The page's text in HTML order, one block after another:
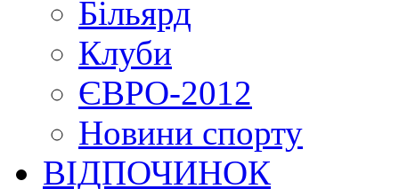
Більярд
Клуби
ЄВРО-2012
Новини спорту
ВІДПОЧИНОК